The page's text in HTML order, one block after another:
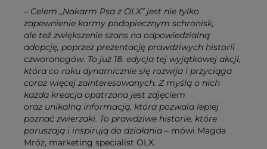
– Celem „Nakarm Psa z OLX” jest nie tylko
zapewnienie karmy podopiecznym schronisk,
ale też zwiększenie szans na odpowiedzialną
adopcję, poprzez prezentację prawdziwych historii
czworonogów. To już 18. edycja tej wyjątkowej akcji,
która co roku dynamicznie się rozwija i przyciąga
coraz więcej zainteresowanych. Z myślą o nich
każda kreacja opatrzona jest zdjęciem
oraz unikalną informacją, która pozwala lepiej
poznać zwierzaki. To prawdziwe historie, które
poruszają i inspirują do działania – mówi Magda
Mróz, marketing specialist OLX.